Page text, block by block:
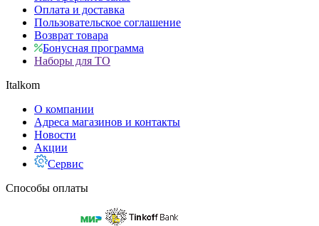
Оплата и доставка
Пользовательское соглашение
Возврат товара
Бонусная программа
Наборы для ТО
Italkom
О компании
Адреса магазинов и контакты
Новости
Акции
Сервис
Способы оплаты